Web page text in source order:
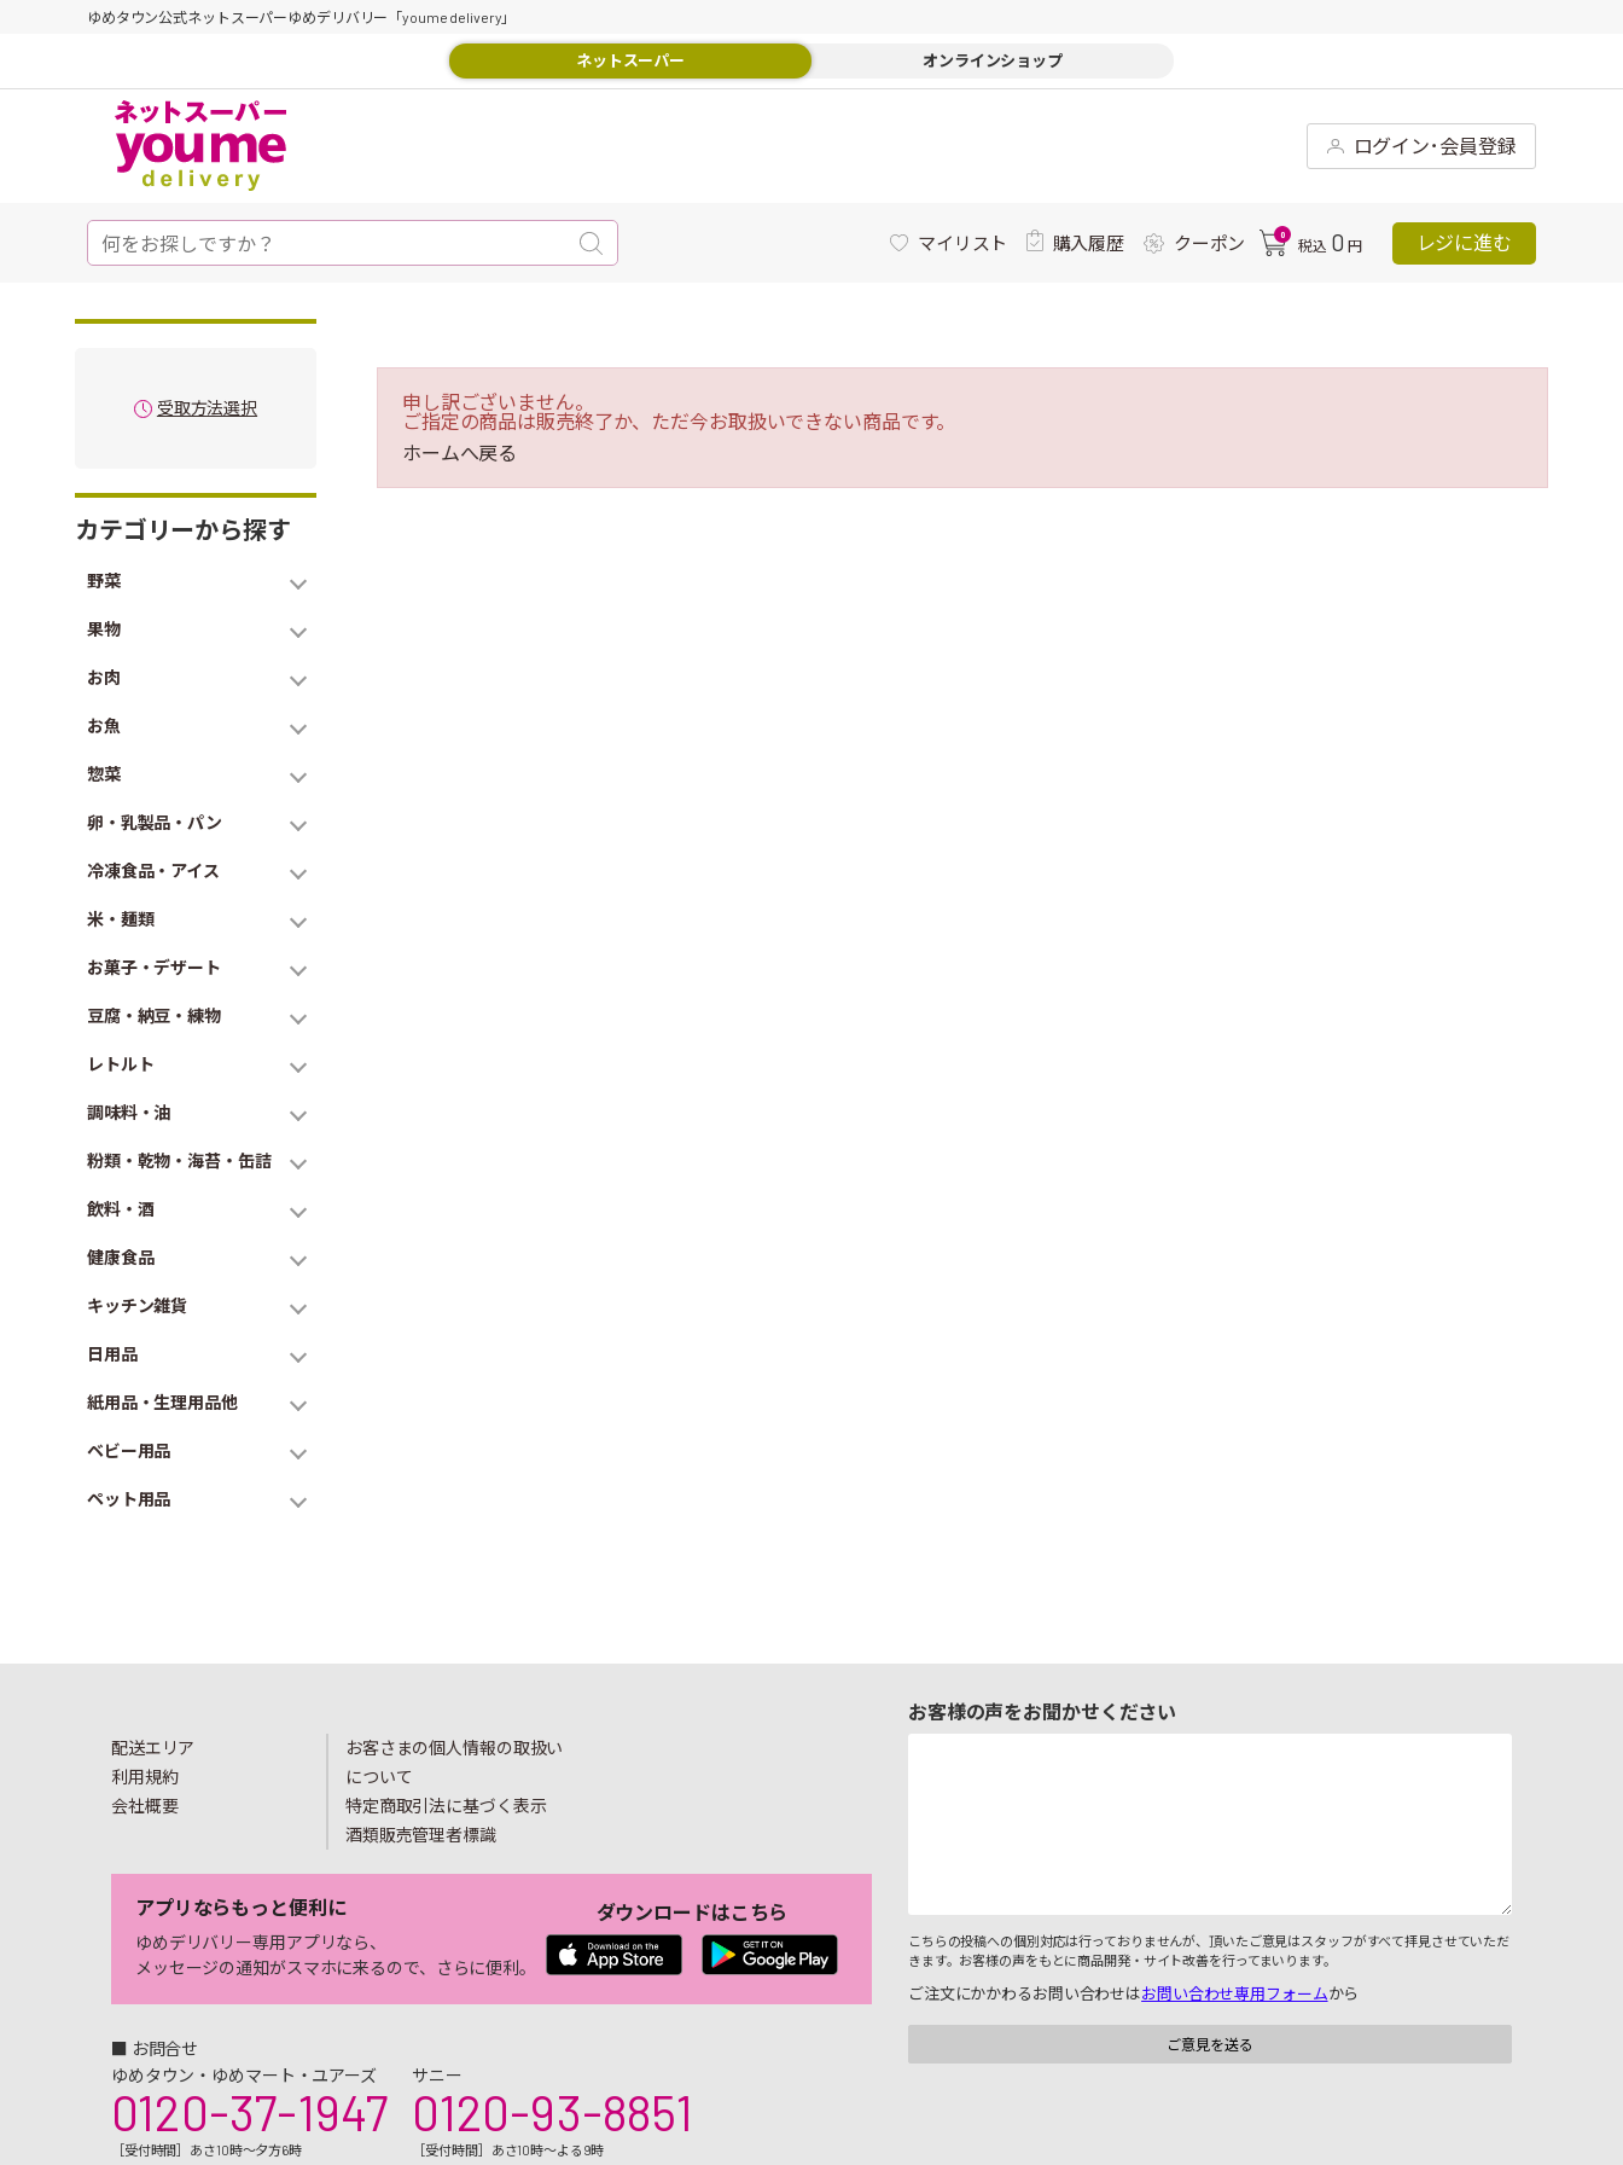
ゆめタウン公式ネットスーパーゆめデリバリー「youme delivery」
ネットスーパー オンラインショップ
ログイン･会員登録
マイリスト 購入履歴 クーポン 0
税込 0 円 レジに進む
受取方法選択
カテゴリーから探す
野菜
果物
お肉
お魚
惣菜
卵・乳製品・パン
冷凍食品・アイス
米・麺類
お菓子・デザート
豆腐・納豆・練物
レトルト
調味料・油
粉類・乾物・海苔・缶詰
飲料・酒
健康食品
キッチン雑貨
日用品
紙用品・生理用品他
ベビー用品
ペット用品
申し訳ございません。
ご指定の商品は販売終了か、ただ今お取扱いできない商品です。
ホームへ戻る
配送エリア
利用規約
会社概要
お客さまの個人情報の取扱い
について
特定商取引法に基づく表示
酒類販売管理者標識
アプリならもっと便利に
ゆめデリバリー専用アプリなら、
メッセージの通知がスマホに来るので、さらに便利。
ダウンロードはこちら
■ お問合せ
ゆめタウン・ゆめマート・ユアーズ
0120-37-1947
［受付時間］あさ10時～夕方6時
サニー
0120-93-8851
［受付時間］あさ10時～よる9時
お客様の声をお聞かせください
こちらの投稿への個別対応は行っておりませんが、頂いたご意見はスタッフがすべて拝見させていただ
きます。お客様の声をもとに商品開発・サイト改善を行ってまいります。
ご注文にかかわるお問い合わせはお問い合わせ専用フォームから